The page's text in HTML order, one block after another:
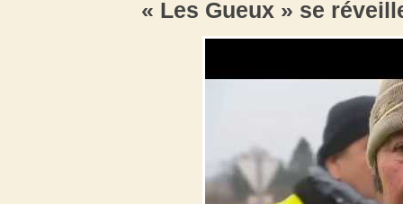
« Les Gueux » se